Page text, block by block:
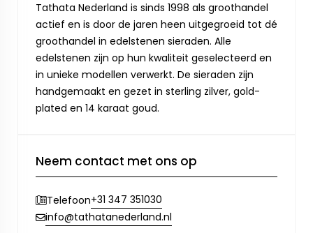
Tathata Nederland is sinds 1998 als groothandel
actief en is door de jaren heen uitgegroeid tot dé
groothandel in edelstenen sieraden. Alle
edelstenen zijn op hun kwaliteit geselecteerd en
in unieke modellen verwerkt. De sieraden zijn
handgemaakt en gezet in sterling zilver, gold-
plated en 14 karaat goud.
Neem contact met ons op
Telefoon+31 347 351030
info@tathatanederland.nl